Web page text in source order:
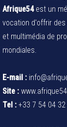
Afrique54est un
vocation d'offrir
et multimédia de
mondiales.
E-mail :
Site :
Tel : +33 7 54 04 32